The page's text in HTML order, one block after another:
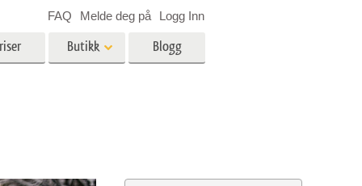
Butikk Blogg
FAQ Melde deg på Logg Inn